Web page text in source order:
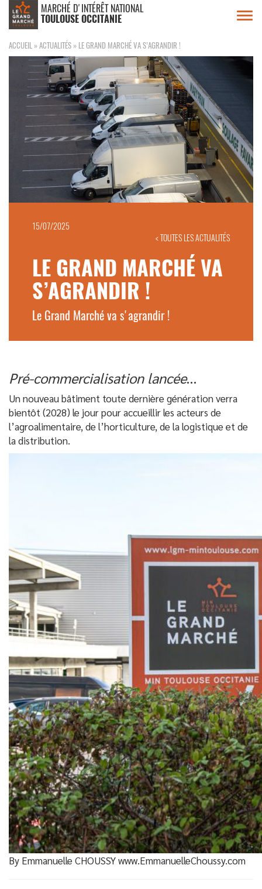
MARCHÉ D'INTÉRÊT NATIONAL
TOULOUSE OCCITANIE
ACCUEIL »ACTUALITÉS » LE GRAND MARCHÉ VA S’AGRANDIR !
15/07/2025
< TOUTES LES ACTUALITÉS
LE GRAND MARCHÉ VA
S’AGRANDIR !
Le Grand Marché va s'agrandir !
Pré-commercialisation lancée…
Un nouveau bâtiment toute dernière génération verra
bientôt (2028) le jour pour accueillir les acteurs de
l’agroalimentaire, de l’horticulture, de la logistique et de
la distribution.
By Emmanuelle CHOUSSY www.EmmanuelleChoussy.com